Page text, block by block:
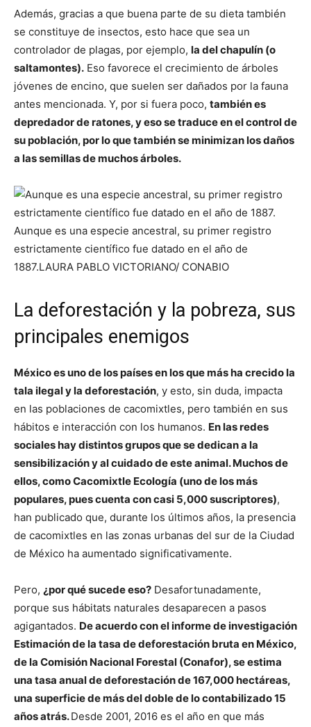
Además, gracias a que buena parte de su dieta también
se constituye de insectos, esto hace que sea un
controlador de plagas, por ejemplo, la del chapulín (o
saltamontes). Eso favorece el crecimiento de árboles
jóvenes de encino, que suelen ser dañados por la fauna
antes mencionada. Y, por si fuera poco, también es
depredador de ratones, y eso se traduce en el control de
su población, por lo que también se minimizan los daños
a las semillas de muchos árboles.
Aunque es una especie ancestral, su primer registro
estrictamente científico fue datado en el año de
1887.LAURA PABLO VICTORIANO/ CONABIO
La deforestación y la pobreza, sus
principales enemigos
México es uno de los países en los que más ha crecido la
tala ilegal y la deforestación, y esto, sin duda, impacta
en las poblaciones de cacomixtles, pero también en sus
hábitos e interacción con los humanos. En las redes
sociales hay distintos grupos que se dedican a la
sensibilización y al cuidado de este animal. Muchos de
ellos, como Cacomixtle Ecología (uno de los más
populares, pues cuenta con casi 5,000 suscriptores),
han publicado que, durante los últimos años, la presencia
de cacomixtles en las zonas urbanas del sur de la Ciudad
de México ha aumentado significativamente.
Pero, ¿por qué sucede eso? Desafortunadamente,
porque sus hábitats naturales desaparecen a pasos
agigantados. De acuerdo con el informe de investigación
Estimación de la tasa de deforestación bruta en México,
de la Comisión Nacional Forestal (Conafor), se estima
una tasa anual de deforestación de 167,000 hectáreas,
una superficie de más del doble de lo contabilizado 15
años atrás.Desde 2001, 2016 es el año en que más